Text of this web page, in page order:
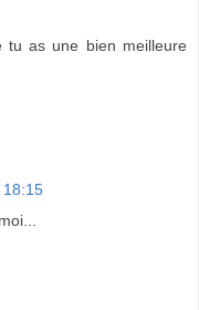
tu as une bien meilleure
18:15